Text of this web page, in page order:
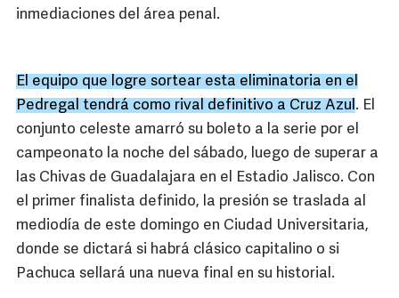
inmediaciones del área penal.
El equipo que logre sortear esta eliminatoria en el
Pedregal tendrá como rival definitivo a Cruz Azul. El
conjunto celeste amarró su boleto a la serie por el
campeonato la noche del sábado, luego de superar a
las Chivas de Guadalajara en el Estadio Jalisco. Con
el primer finalista definido, la presión se traslada al
mediodía de este domingo en Ciudad Universitaria,
donde se dictará si habrá clásico capitalino o si
Pachuca sellará una nueva final en su historial.